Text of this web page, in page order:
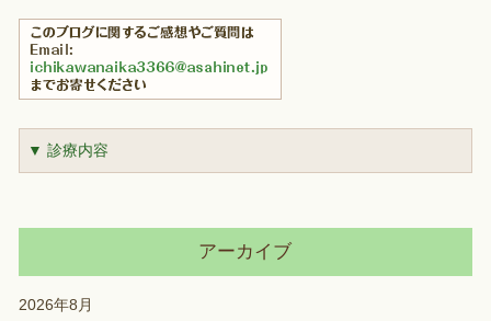
▼ 診療内容
アーカイブ
2026年8月